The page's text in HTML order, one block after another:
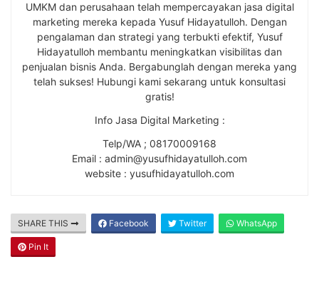
UMKM dan perusahaan telah mempercayakan jasa digital
marketing mereka kepada Yusuf Hidayatulloh. Dengan
pengalaman dan strategi yang terbukti efektif, Yusuf
Hidayatulloh membantu meningkatkan visibilitas dan
penjualan bisnis Anda. Bergabunglah dengan mereka yang
telah sukses! Hubungi kami sekarang untuk konsultasi
gratis!
Info Jasa Digital Marketing :
Telp/WA ; 08170009168
Email : admin@yusufhidayatulloh.com
website : yusufhidayatulloh.com
SHARE THIS Facebook Twitter WhatsApp
Pin It